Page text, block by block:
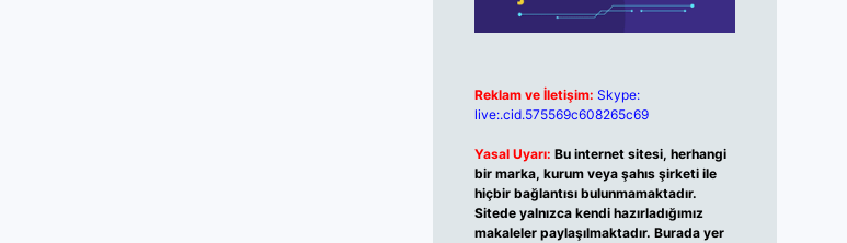
Reklam ve İletişim: Skype:
live:.cid.575569c608265c69
Yasal Uyarı: Bu internet sitesi, herhangi
bir marka, kurum veya şahıs şirketi ile
hiçbir bağlantısı bulunmamaktadır.
Sitede yalnızca kendi hazırladığımız
makaleler paylaşılmaktadır. Burada yer